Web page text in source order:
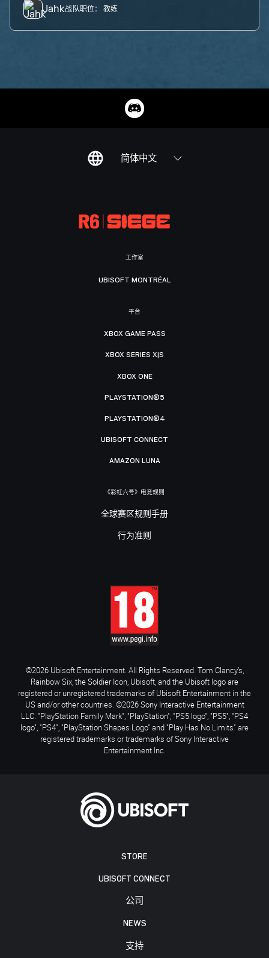
Jahk战队职位： 教练
简体中文
STORE
UBISOFT CONNECT
公司
NEWS
支持
工作室
UBISOFT MONTRÉAL
平台
XBOX GAME PASS
XBOX SERIES X|S
XBOX ONE
PLAYSTATION®5
PLAYSTATION®4
UBISOFT CONNECT
AMAZON LUNA
《彩虹六号》电竞规则
全球赛区规则手册
行为准则
©2026 Ubisoft Entertainment. All Rights Reserved. Tom Clancy’s,
Rainbow Six, the Soldier Icon, Ubisoft, and the Ubisoft logo are
registered or unregistered trademarks of Ubisoft Entertainment in the
US and/or other countries. ©2026 Sony Interactive Entertainment
LLC. "PlayStation Family Mark", "PlayStation", "PS5 logo", "PS5", "PS4
logo", "PS4", "PlayStation Shapes Logo" and "Play Has No Limits" are
registered trademarks or trademarks of Sony Interactive
Entertainment Inc.